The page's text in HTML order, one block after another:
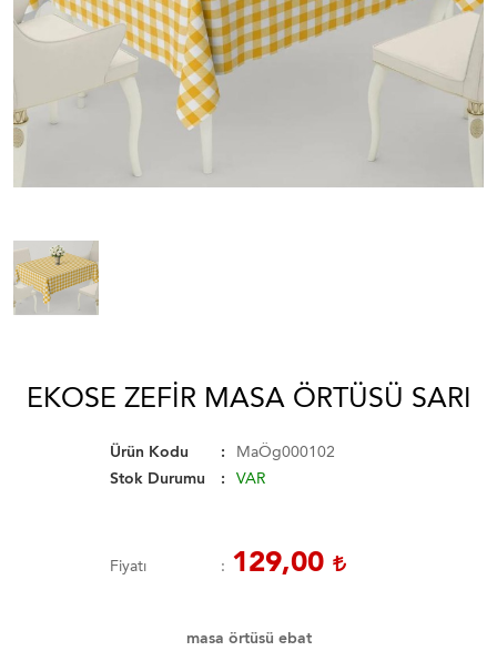
EKOSE ZEFIR MASA ÖRTÜSÜ SARI
Ürün Kodu
MaÖg000102
Stok Durumu
VAR
Fiyatı 129,00
masa örtüsü ebat